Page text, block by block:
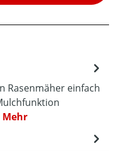
Rasenmäher einfach
Mehr